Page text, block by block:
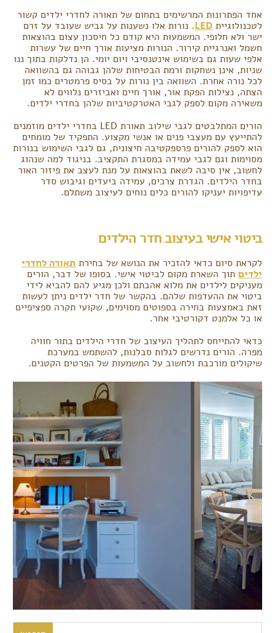
אחד הפתרונות המרשימים בתחום של תאורה לחדרי ילדים קשור
לטכנולוגיית LED. נורות אלו נשענות על גביש שעובד על זרם
ישר ולא חלופי. המשמעות היא קודם כל חיסכון עצום בהוצאות
חשמל ואנרגיית קירור. הנורות מציעות אורך חיים של עשרות
אלפי שעות גם בשימוש אינטנסיבי ויום יומי. הן נדלקות בתוך ננו
שניות, אינן נשחקות ורמת הבטיחות שלהן גבוהה גם בהשוואה
לכל נורה אחרת. השוואה בין נורות על בסיס פרמטרים כמו זמן
הצתה, נצילות הפקת אור, אורך חיים ואביזרים נלווים לא
משאירה מקום לספק לגבי האטרקטיביות שלהן בחדרי ילדים.
הורים המתלבטים לגבי שילוב תאורת LED בחדרי ילדים מוזמנים
להתייעץ עם מעצבי פנים או אנשי מקצוע. התפקיד של מומחים
הוא לספק להורים פרספקטיבה חיצונית, גם לגבי השימוש בנורות
מסוימות וגם לגבי עמידה במסגרת התקציב. בניגוד למה שנהוג
לחשוב, אין סיבה לשאת בהוצאות על מנת לעצב את פיזור האור
בחדר הילדים. הגדרת צרכים, עמידה ביעדים וגיבוש סדר
עדיפויות יעניקו להורים כלים נוחים לעיצוב משתלם.
ביטוי אישי בעיצוב חדר הילדים
לקראת סיום כדאי להזכיר את הנושא של בחירת תאורה לחדרי
ילדיםתוך השארת מקום לביטוי אישי. בסופו של דבר, הורים
מעניקים לילדים את מלוא אהבתם ולכן מגיע להם להביא לידי
ביטוי את ההעדפות שלהם. בהקשר של חדר ילדים ניתן לעשות
זאת באמצעות בחירה בספוטים מסוימים, שקועי תקרה ספציפיים
או כל אלמנט דקורטיבי אחר.
כדאי להתייחס לתהליך העיצוב של חדרי הילדים בתור חוויה
מפרה. הורים נדרשים לגלות סבלנות, להשתמש במערכת
שיקולים מורכבת ולחשוב על המשמעות של הפרטים הקטנים.